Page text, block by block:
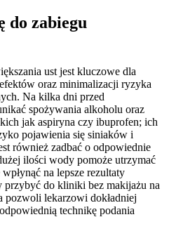
do zabiegu
ust jest kluczowe dla
oraz minimalizacji ryzyka
Na kilka dni przed
spożywania alkoholu oraz
jak aspiryna czy ibuprofen; ich
pojawienia się siniaków i
również zadbać o odpowiednie
ilości wody pomoże utrzymać
na lepsze rezultaty
przybyć do kliniki bez makijażu na
pozwoli lekarzowi dokładniej
technikę podania